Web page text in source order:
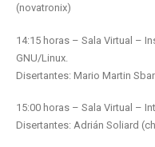
(novatronix)
14:15 horas – Sala Virtual –
GNU/Linux.
Disertantes: Mario Martin
15:00 horas – Sala Virtual –
Disertantes: Adrián Soliard